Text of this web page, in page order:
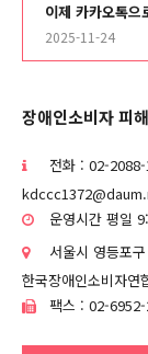
이제 카카오톡
2025-11-24
장애인소비자 피
전화 : 02-
운영시간 평일
서울시 영등포
한국장애인소비자연
팩스 : 02-